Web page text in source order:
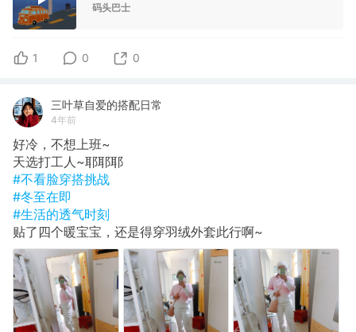
码头巴士
1 0 0
三叶草自爱的搭配日常
4年前
好冷，不想上班~
天选打工人~耶耶耶
#不看脸穿搭挑战
#冬至在即
#生活的透气时刻
贴了四个暖宝宝，还是得穿羽绒外套此行啊~